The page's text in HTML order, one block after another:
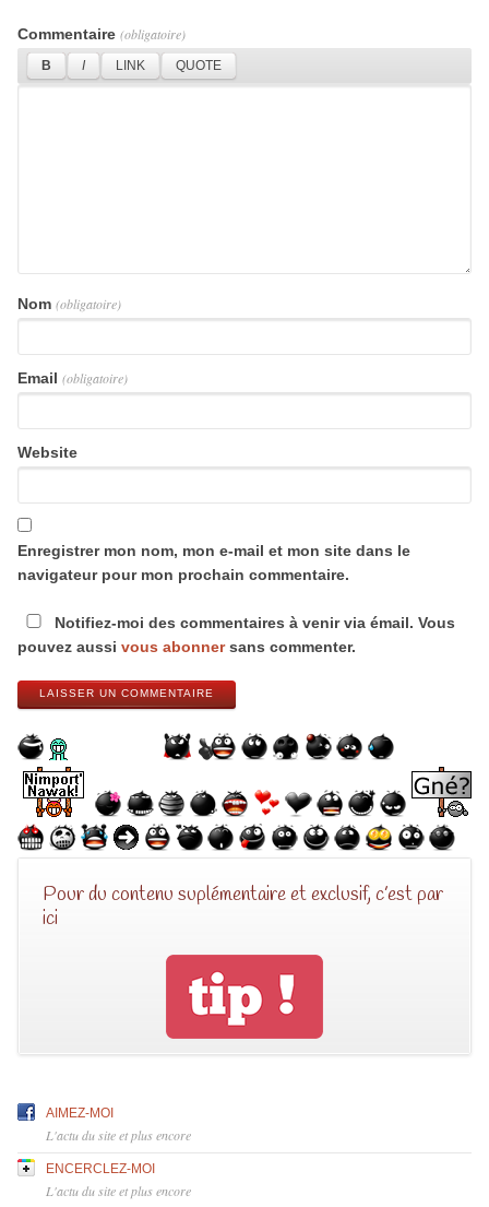
Commentaire (obligatoire)
Nom (obligatoire)
Email (obligatoire)
Website
Enregistrer mon nom, mon e-mail et mon site dans le
navigateur pour mon prochain commentaire.
Notifiez-moi des commentaires à venir via émail. Vous
pouvez aussi vous abonnersans commenter.
LAISSER UN COMMENTAIRE
Pour du contenu suplémentaire et exclusif, c’est par
ici
AIMEZ-MOI
L'actu du site et plus encore
ENCERCLEZ-MOI
L'actu du site et plus encore